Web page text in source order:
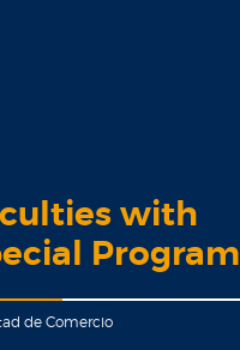
with
Program
de Comercio